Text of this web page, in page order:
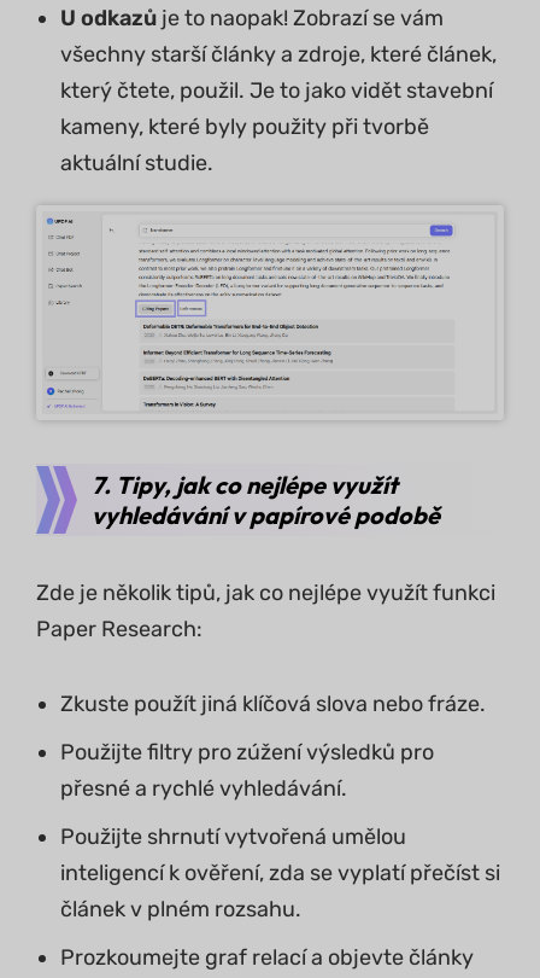
U odkazů je to naopak! Zobrazí se vám
všechny starší články a zdroje, které článek,
který čtete, použil. Je to jako vidět stavební
kameny, které byly použity při tvorbě
aktuální studie.
7. Tipy, jak co nejlépe využít
vyhledávání v papírové podobě
Zde je několik tipů, jak co nejlépe využít funkci
Paper Research:
Zkuste použít jiná klíčová slova nebo fráze.
Použijte filtry pro zúžení výsledků pro
přesné a rychlé vyhledávání.
Použijte shrnutí vytvořená umělou
inteligencí k ověření, zda se vyplatí přečíst si
článek v plném rozsahu.
Prozkoumejte graf relací a objevte články